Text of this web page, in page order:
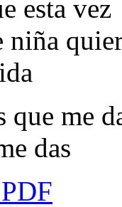
esta vez
que me
das